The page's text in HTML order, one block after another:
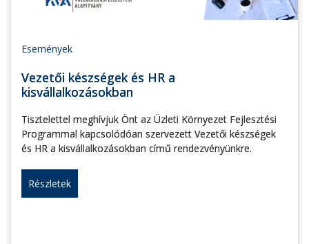
Események
Vezetői készségek és HR a
kisvállalkozásokban
Tisztelettel meghívjuk Önt az Üzleti Környezet Fejlesztési
Programmal kapcsolódóan szervezett Vezetői készségek
és HR a kisvállalkozásokban című rendezvényünkre.
Részletek